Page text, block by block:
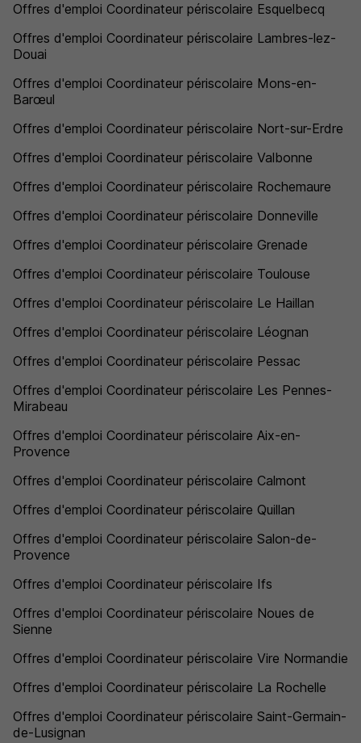
Offres d'emploi Coordinateur périscolaire Esquelbecq
Offres d'emploi Coordinateur périscolaire Lambres-lez-
Douai
Offres d'emploi Coordinateur périscolaire Mons-en-
Barœul
Offres d'emploi Coordinateur périscolaire Nort-sur-Erdre
Offres d'emploi Coordinateur périscolaire Valbonne
Offres d'emploi Coordinateur périscolaire Rochemaure
Offres d'emploi Coordinateur périscolaire Donneville
Offres d'emploi Coordinateur périscolaire Grenade
Offres d'emploi Coordinateur périscolaire Toulouse
Offres d'emploi Coordinateur périscolaire Le Haillan
Offres d'emploi Coordinateur périscolaire Léognan
Offres d'emploi Coordinateur périscolaire Pessac
Offres d'emploi Coordinateur périscolaire Les Pennes-
Mirabeau
Offres d'emploi Coordinateur périscolaire Aix-en-
Provence
Offres d'emploi Coordinateur périscolaire Calmont
Offres d'emploi Coordinateur périscolaire Quillan
Offres d'emploi Coordinateur périscolaire Salon-de-
Provence
Offres d'emploi Coordinateur périscolaire Ifs
Offres d'emploi Coordinateur périscolaire Noues de
Sienne
Offres d'emploi Coordinateur périscolaire Vire Normandie
Offres d'emploi Coordinateur périscolaire La Rochelle
Offres d'emploi Coordinateur périscolaire Saint-Germain-
de-Lusignan